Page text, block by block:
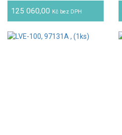
125 060,00 Kč bez DPH